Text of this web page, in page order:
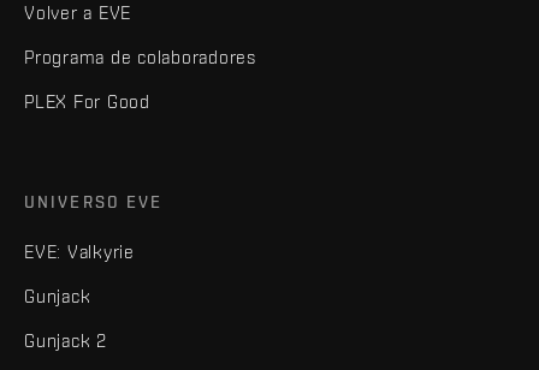
Volver a EVE
Programa de colaboradores
PLEX For Good
UNIVERSO EVE
EVE: Valkyrie
Gunjack
Gunjack 2